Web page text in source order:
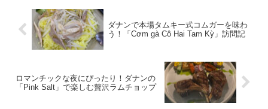
ダナンで本場タムキー式コムガーを味わ
う！「Cơm gà Cô Hai Tam Kỳ」訪問記
ロマンチックな夜にぴったり！ダナンの
「Pink Salt」で楽しむ贅沢ラムチョップ